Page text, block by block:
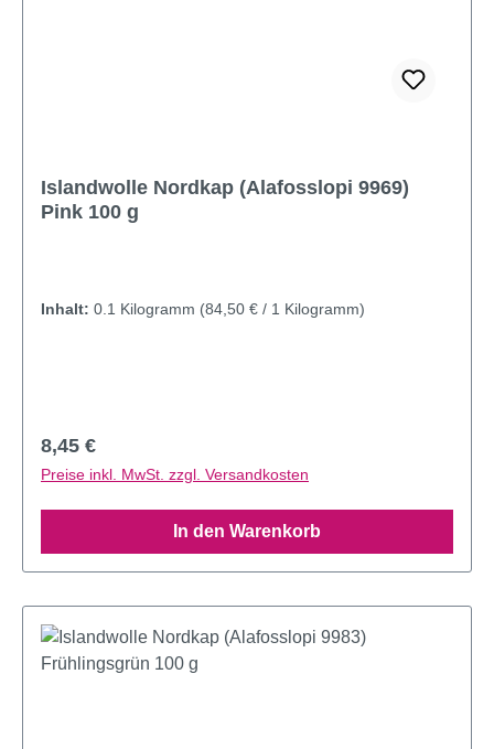
Islandwolle Nordkap (Alafosslopi 9969)
Pink 100 g
Inhalt: 0.1 Kilogramm (84,50 € / 1 Kilogramm)
Regulärer Preis:
8,45 €
Preise inkl. MwSt. zzgl. Versandkosten
In den Warenkorb